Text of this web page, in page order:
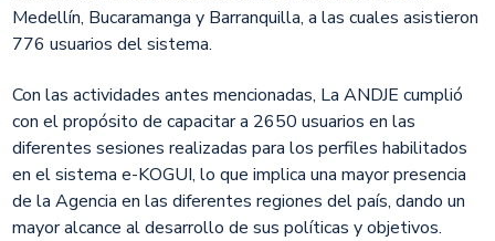
Medellín, Bucaramanga y Barranquilla, a las cuales asistieron
776 usuarios del sistema.
Con las actividades antes mencionadas, La ANDJE cumplió
con el propósito de capacitar a 2650 usuarios en las
diferentes sesiones realizadas para los perfiles habilitados
en el sistema e-KOGUI, lo que implica una mayor presencia
de la Agencia en las diferentes regiones del país, dando un
mayor alcance al desarrollo de sus políticas y objetivos.